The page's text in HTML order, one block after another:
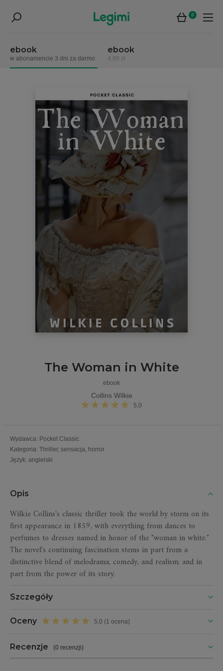
0
ebook
w abonamencie 3 dni za darmo
ebook
4,99 zł
The Woman in White
ebook
Collins Wilkie
5,0
Wydawca: Pocket Classic
Kategoria: Thriller, sensacja, horror
Język: angielski
Opis
Wilkie Collins's classic thriller took the world by storm on its
first appearance in 1859, with everything from dances to
perfumes to dresses named in honor of the "woman in white."
The novel's continuing fascination stems in part from a
distinctive blend of melodrama, comedy, and realism; and in
part from the power of its story.
Szczegóły
Oceny 5,0 (1 ocena)
Recenzje (0 recenzji)